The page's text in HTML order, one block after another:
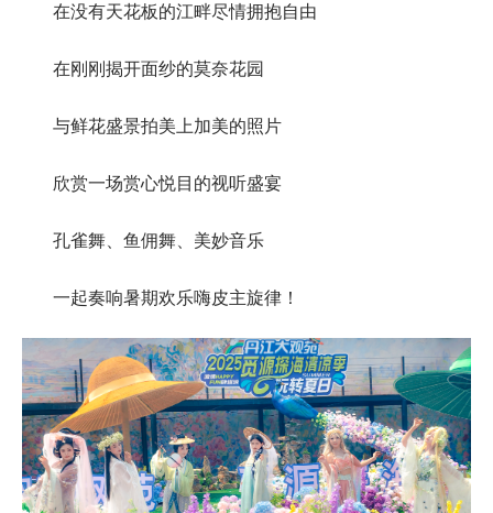
在没有天花板的江畔尽情拥抱自由
在刚刚揭开面纱的莫奈花园
与鲜花盛景拍美上加美的照片
欣赏一场赏心悦目的视听盛宴
孔雀舞、鱼佣舞、美妙音乐
一起奏响暑期欢乐嗨皮主旋律！